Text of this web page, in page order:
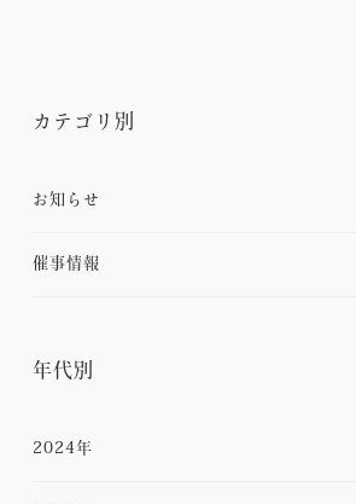
カテゴリ別
お知らせ
催事情報
年代別
2024年